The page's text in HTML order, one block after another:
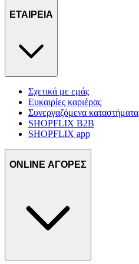
ΕΤΑΙΡΕΙΑ
Σχετικά με εμάς
Ευκαιρίες καριέρας
Συνεργαζόμενα καταστήματα
SHOPFLIX B2B
SHOPFLIX app
ONLINE ΑΓΟΡΕΣ